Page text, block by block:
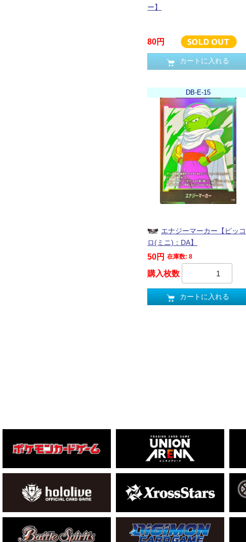
ー】
80円
カートに入れる
DB-E-15
エナジーマーカー【ピッコ
ロ(ミニ)：DA】
50円 在庫数: 8
購入枚数
カートに入れる